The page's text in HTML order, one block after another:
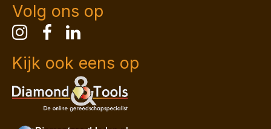
Volg ons op
Kijk ook eens op